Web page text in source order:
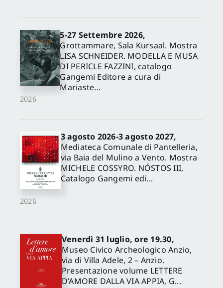
2026
5-27 Settembre 2026,
Grottammare, Sala Kursaal. Mostra
LISA SCHNEIDER. MODELLA E MUSA
DI PERICLE FAZZINI, catalogo
Gangemi Editore a cura di
Mariaste...
2026
3 agosto 2026-3 agosto 2027,
Mediateca Comunale di Pantelleria,
via Baia del Mulino a Vento. Mostra
MICHELE COSSYRO. NÓSTOS III,
Catalogo Gangemi edi...
Venerdì 31 luglio, ore 19.30,
Museo Civico Archeologico Anzio,
via di Villa Adele, 2 – Anzio.
Presentazione volume LETTERE
D’AMORE DALLA VIA APPIA, G...